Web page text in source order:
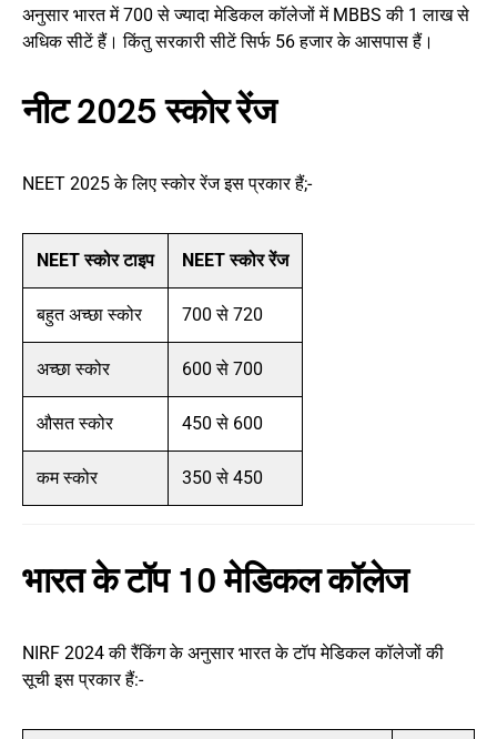
अनुसार भारत में 700 से ज्यादा मेडिकल कॉलेजों में MBBS की 1 लाख से
अधिक सीटें हैं। किंतु सरकारी सीटें सिर्फ 56 हजार के आसपास हैं।
नीट 2025 स्कोर रेंज
NEET 2025 के लिए स्कोर रेंज इस प्रकार हैं;-
NEET स्कोर टाइप NEET स्कोर रेंज
बहुत अच्छा स्कोर 700 से 720
अच्छा स्कोर 600 से 700
औसत स्कोर 450 से 600
कम स्कोर 350 से 450
भारत के टॉप 10 मेडिकल कॉलेज
NIRF 2024 की रैंकिंग के अनुसार भारत के टॉप मेडिकल कॉलेजों की
सूची इस प्रकार हैं:-